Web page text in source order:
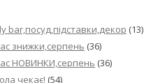
bar,посуд,підставки,декор (13)
знижки,серпень (36)
НОВИНКИ,серпень (36)
чекає! (54)